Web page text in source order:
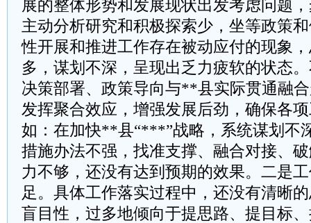
展的整体形势和发展现状出发考虑问题
主动分析研究和积极探索少，坐等政策
性开展和推进工作存在被动应付的现象
多，谋划不深，呈现出乏力疲软的状态
决策部署、政策导向与**县实际贯通融
发挥聚合效应，增强发展后劲，确保各
如：在加快**县“***”战略，系统谋划不
措施办法不强，找准支撑、融合对接、
力不够，还没有达到预期的效果。二是
足。具体工作落实过程中，还没有清晰
盲目性，过多地倾向于提思路、提目标